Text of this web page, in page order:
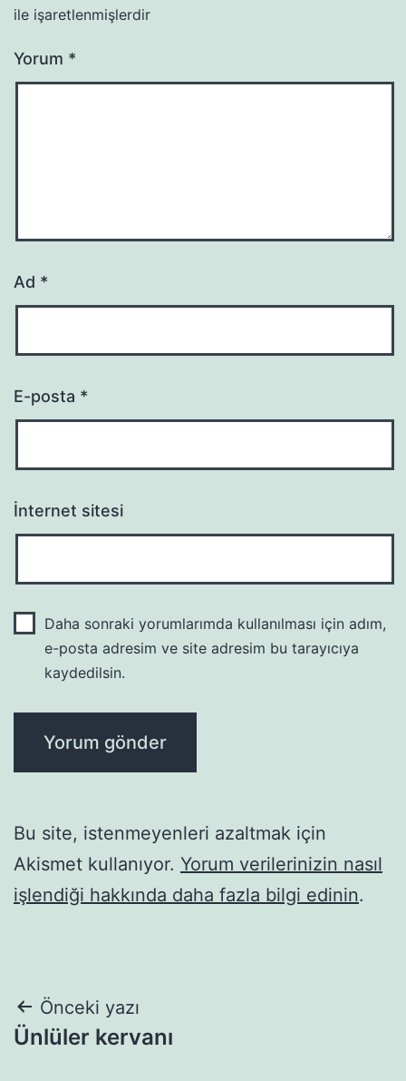
ile işaretlenmişlerdir
Yorum *
Ad *
E-posta *
İnternet sitesi
Daha sonraki yorumlarımda kullanılması için adım,
e-posta adresim ve site adresim bu tarayıcıya
kaydedilsin.
Bu site, istenmeyenleri azaltmak için
Akismet kullanıyor. Yorum verilerinizin nasıl
işlendiği hakkında daha fazla bilgi edinin.
Yazı
gezinmesi
Önceki yazı
Ünlüler kervanı